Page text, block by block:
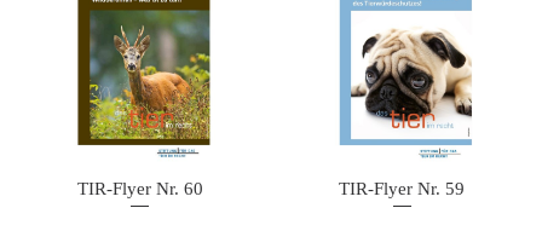
TIR-Flyer Nr. 60 TIR-Flyer Nr. 59